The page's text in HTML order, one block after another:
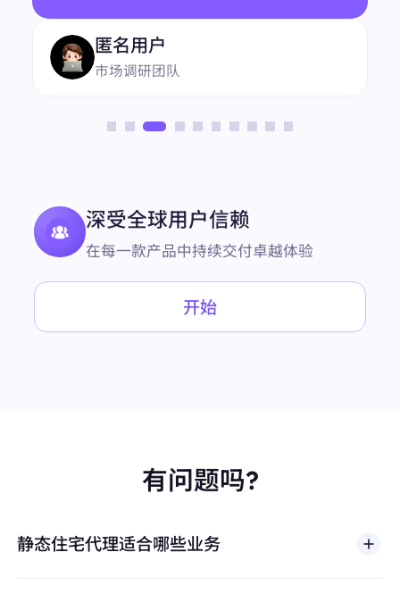
匿名用户
市场调研团队
深受全球用户信赖
在每一款产品中持续交付卓越体验
开始
有问题吗?
静态住宅代理适合哪些业务